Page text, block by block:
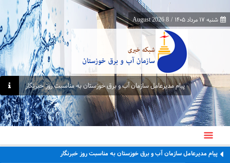
شنبه ۱۷ مرداد ۱۴۰۵ /
8 August 2026
پیام مدیرعامل سازمان آب و برق خوزستان به مناسبت روز خبرنگار
پیام مدیرعامل سازمان آب و برق خوزستان به مناسبت روز خبرنگار